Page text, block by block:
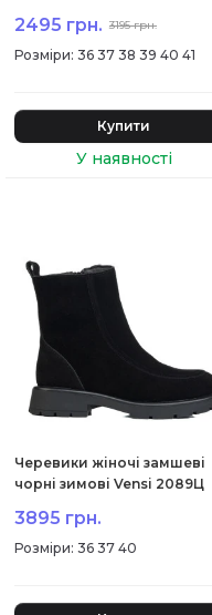
2495 грн. 3195 грн.
: 36 37 38 39 40 41
Купити
Черевики жіночі замшеві
чорні зимові Vensi 2089Ц
3895 грн.
: 36 37 40